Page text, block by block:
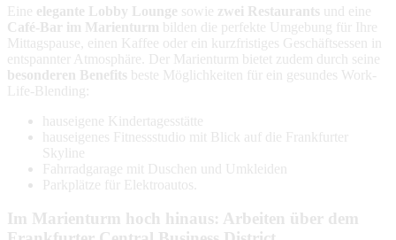
Eine elegante Lobby Lounge sowie zwei Restaurants und eine
Café-Bar im Marienturm bilden die perfekte Umgebung für Ihre
Mittagspause, einen Kaffee oder ein kurzfristiges Geschäftsessen in
entspannter Atmosphäre. Der Marienturm bietet zudem durch seine
besonderen Benefits beste Möglichkeiten für ein gesundes Work-
Life-Blending:
hauseigene Kindertagesstätte
hauseigenes Fitnessstudio mit Blick auf die Frankfurter
Skyline
Fahrradgarage mit Duschen und Umkleiden
Parkplätze für Elektroautos.
Im Marienturm hoch hinaus: Arbeiten über dem